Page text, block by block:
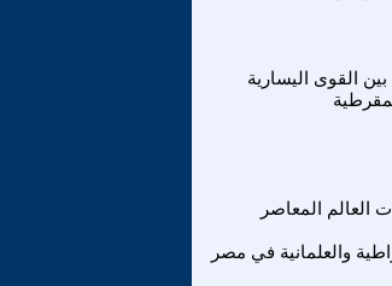
القوى اليسارية
العالم المعاصر
والعلمانية في مصر